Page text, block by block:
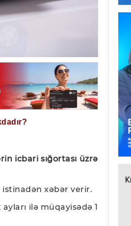
icbari sığortası üzrə
xəbər verir.
ilə müqayisədə 1